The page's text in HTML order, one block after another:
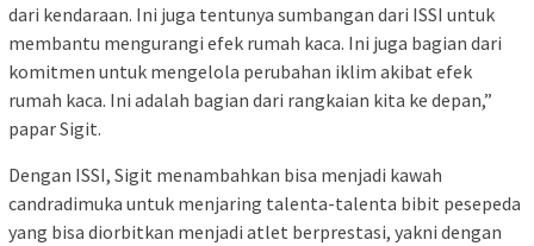
dari kendaraan. Ini juga tentunya sumbangan dari ISSI untuk
membantu mengurangi efek rumah kaca. Ini juga bagian dari
komitmen untuk mengelola perubahan iklim akibat efek
rumah kaca. Ini adalah bagian dari rangkaian kita ke depan,”
papar Sigit.
Dengan ISSI, Sigit menambahkan bisa menjadi kawah
candradimuka untuk menjaring talenta-talenta bibit pesepeda
yang bisa diorbitkan menjadi atlet berprestasi, yakni dengan